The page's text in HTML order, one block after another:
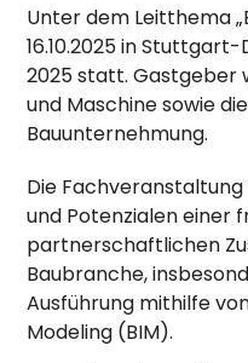
Unter dem Leitthema
16.10.2025 in
2025 statt. Gastgeber
und Maschine sowie
Bauunternehmung.
Die
und Potenzialen einer
partnerschaftlichen
Baubranche,
Ausführung mithilfe
Modeling (BIM).